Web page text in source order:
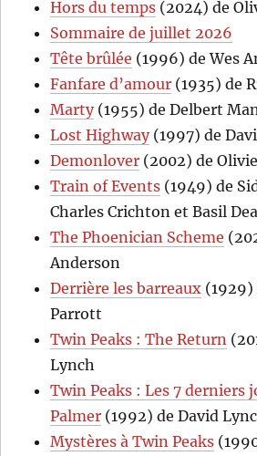
Hors du temps (2024) de
Sommaire de juillet 2026
Tête brûlée (1996) de Wes
Fanfare d’amour (1935) de
Marty(1955) de Delbert
Lost Highway(1997) de
Demonlover (2002) de
Train of Events (1949) de
Charles Crichton et Basil
The Phoenician Scheme
Anderson
Derrière les barreaux (1929)
Parrott
Twin Peaks : The Return
Lynch
Twin Peaks : Les 7 derniers
Palmer (1992) de David
Mystères à Twin Peaks